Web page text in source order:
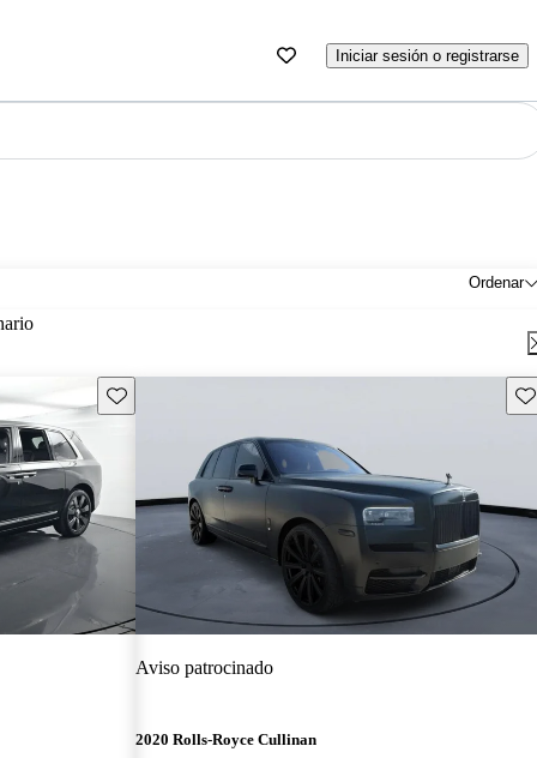
Iniciar sesión o registrarse
Ordenar
Guarda este Aviso
Aviso patrocinado
2020 Rolls-Royce Cullinan